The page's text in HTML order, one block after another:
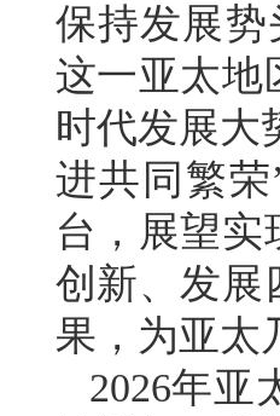
保持发展势
这一亚太地
时代发展大
进共同繁
台，展望
创新、发展
果，为亚太
2026年亚